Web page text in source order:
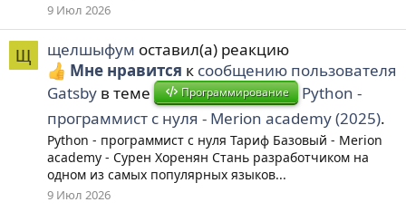
9 Июл 2026
Щ щелшыфум оставил(а) реакцию
Мне нравится к сообщению пользователя
Gatsby в теме Программирование
Python -
программист с нуля - Merion academy (2025).
Python - программист с нуля Тариф Базовый - Merion
academy - Сурен Хоренян Стань разработчиком на
одном из самых популярных языков...
9 Июл 2026